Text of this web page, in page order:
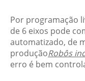
Por programação
de 6 eixos pode
automatizado, de
produçãoRobôs
erro é bem